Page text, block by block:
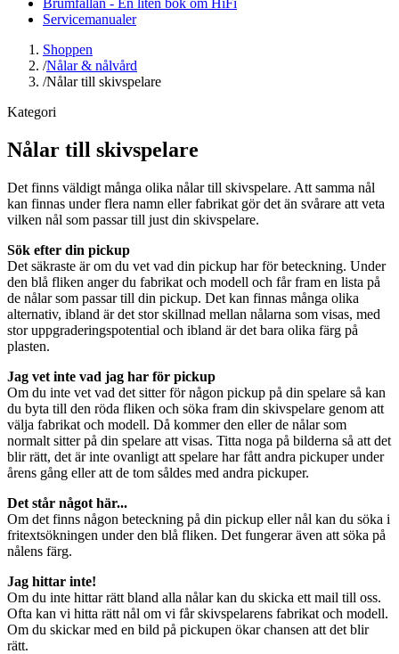
Servicemanualer
Shoppen
/Nålar & nålvård
/Nålar till skivspelare
Kategori
Nålar till skivspelare
Det finns väldigt många olika nålar till skivspelare. Att samma nål
kan finnas under flera namn eller fabrikat gör det än svårare att veta
vilken nål som passar till just din skivspelare.
Sök efter din pickup
Det säkraste är om du vet vad din pickup har för beteckning. Under
den blå fliken anger du fabrikat och modell och får fram en lista på
de nålar som passar till din pickup. Det kan finnas många olika
alternativ, ibland är det stor skillnad mellan nålarna som visas, med
stor uppgraderingspotential och ibland är det bara olika färg på
plasten.
Jag vet inte vad jag har för pickup
Om du inte vet vad det sitter för någon pickup på din spelare så kan
du byta till den röda fliken och söka fram din skivspelare genom att
välja fabrikat och modell. Då kommer den eller de nålar som
normalt sitter på din spelare att visas. Titta noga på bilderna så att det
blir rätt, det är inte ovanligt att spelare har fått andra pickuper under
årens gång eller att de tom såldes med andra pickuper.
Det står något här...
Om det finns någon beteckning på din pickup eller nål kan du söka i
fritextsökningen under den blå fliken. Det fungerar även att söka på
nålens färg.
Jag hittar inte!
Om du inte hittar rätt bland alla nålar kan du skicka ett mail till oss.
Ofta kan vi hitta rätt nål om vi får skivspelarens fabrikat och modell.
Om du skickar med en bild på pickupen ökar chansen att det blir
rätt.